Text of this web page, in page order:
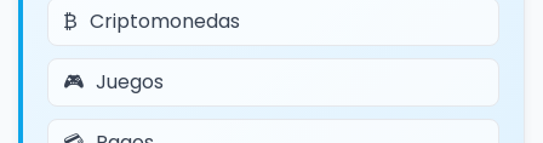
Criptomonedas
Juegos